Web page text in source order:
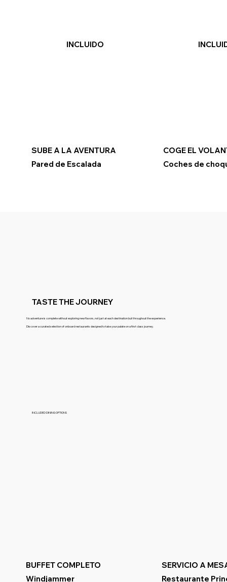
SUBE A LA AVENTURA
Pared de Escalada
INCLUIDO
COGE EL
Coches de
TASTE THE JOURNEY
No adventure is complete without exploring new flavors, not just at each destination but throughout the experience.
Discover a curated selection of onboard restaurants designed to take your palate on a first class journey.
INCLUDED DINING OPTIONS
BUFFET COMPLETO
Windjammer
SERVICIO A
Restaurante